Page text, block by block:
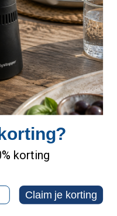
3025100
korting
Claim je korting